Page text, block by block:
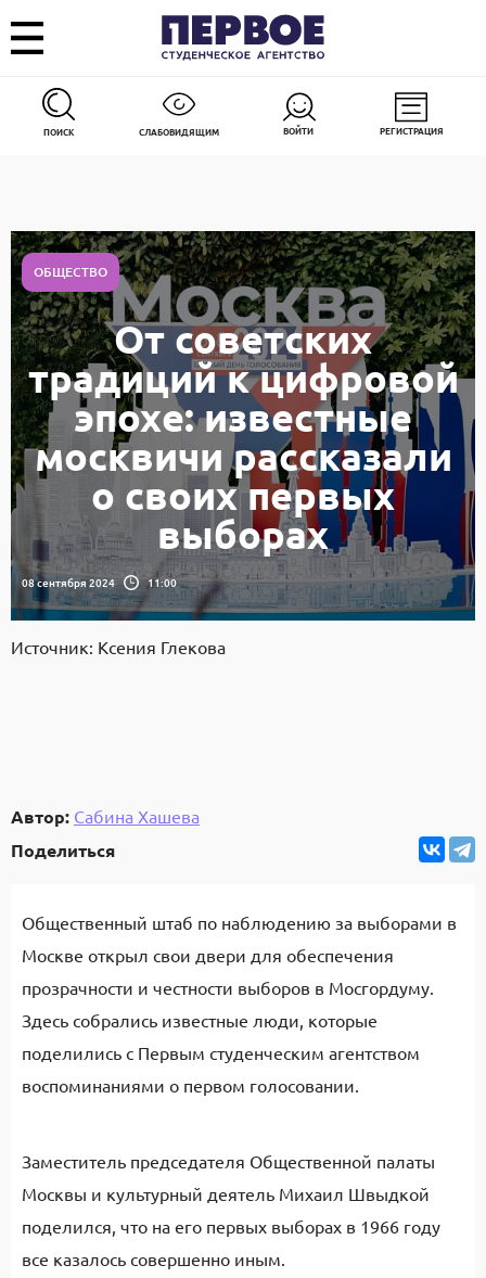
ПОИСК СЛАБОВИДЯЩИМ ВОЙТИ РЕГИСТРАЦИЯ
ОБЩЕСТВО
От советских
традиций к цифровой
эпохе: известные
москвичи рассказали
о своих первых
выборах
08 сентября 2024 11:00
Источник: Ксения Глекова
Автор: Сабина Хашева
Поделиться
Общественный штаб по наблюдению за выборами в
Москве открыл свои двери для обеспечения
прозрачности и честности выборов в Мосгордуму.
Здесь собрались известные люди, которые
поделились с Первым студенческим агентством
воспоминаниями о первом голосовании.
Заместитель председателя Общественной палаты
Москвы и культурный деятель Михаил Швыдкой
поделился, что на его первых выборах в 1966 году
все казалось совершенно иным.